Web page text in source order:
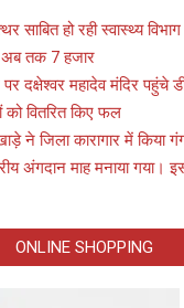
साबित हो रही स्वास्थ्य
अब तक 7 हजार
दक्षेश्वर महादेव मंदिर पहुंचे
वितरित किए फल
ने जिला कारागार में किया
अंगदान माह मनाया गया।
ONLINE SHOPPING